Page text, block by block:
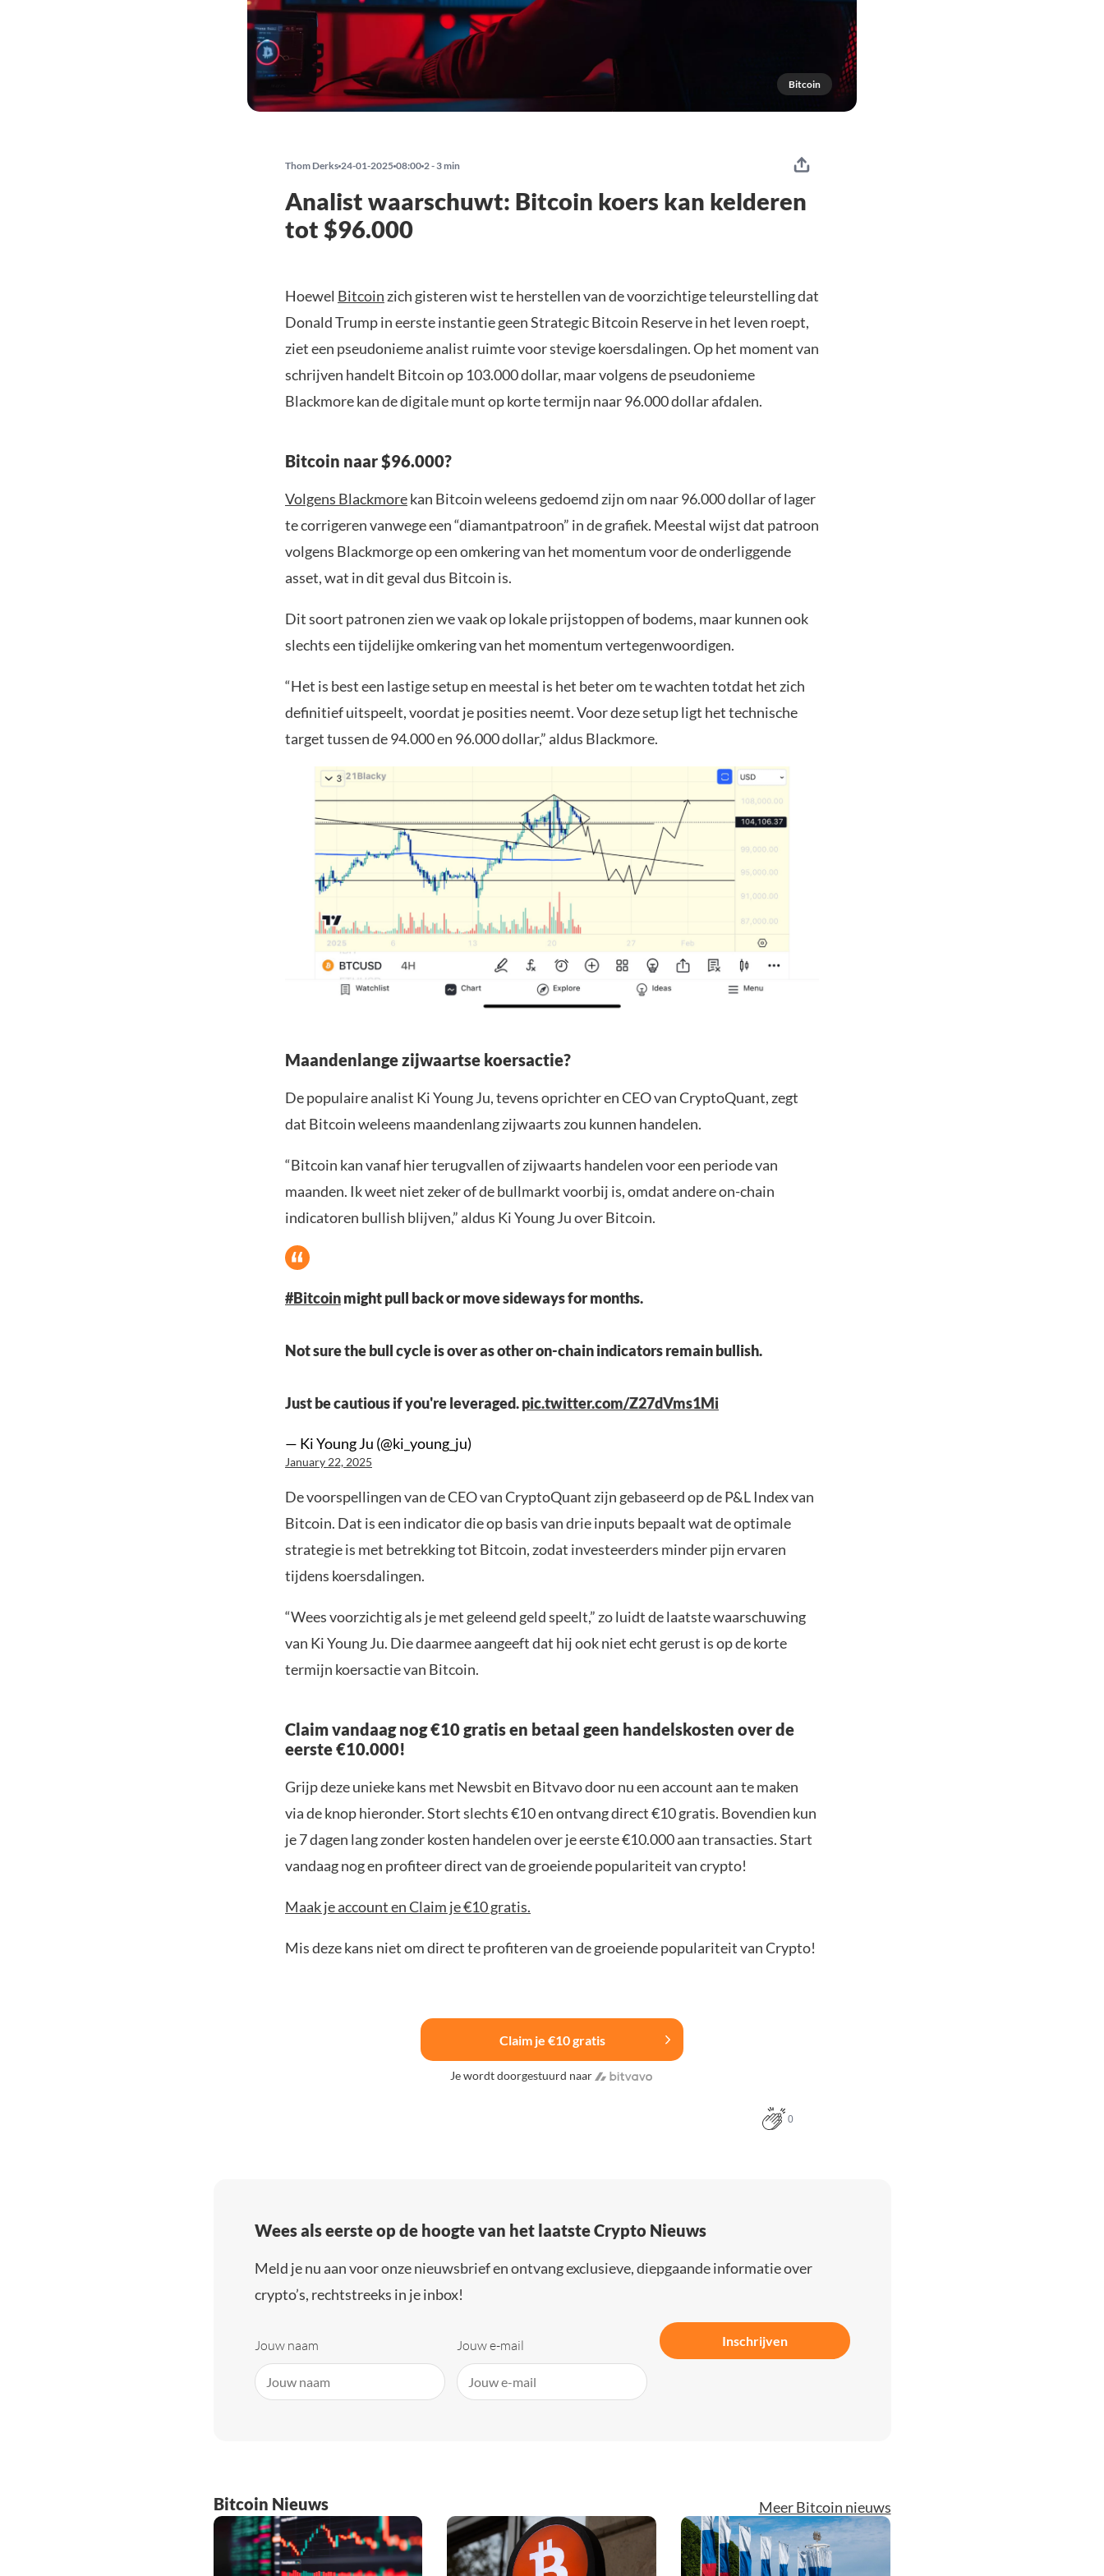
Bitcoin
Thom Derks 24-01-2025 08:00 2 - 3 min
Analist waarschuwt: Bitcoin koers kan kelderen
tot $96.000
Hoewel Bitcoin zich gisteren wist te herstellen van de voorzichtige teleurstelling dat
Donald Trump in eerste instantie geen Strategic Bitcoin Reserve in het leven roept,
ziet een pseudonieme analist ruimte voor stevige koersdalingen. Op het moment van
schrijven handelt Bitcoin op 103.000 dollar, maar volgens de pseudonieme
Blackmore kan de digitale munt op korte termijn naar 96.000 dollar afdalen.
Bitcoin naar $96.000?
Volgens Blackmorekan Bitcoin weleens gedoemd zijn om naar 96.000 dollar of lager
te corrigeren vanwege een “diamantpatroon” in de grafiek. Meestal wijst dat patroon
volgens Blackmorge op een omkering van het momentum voor de onderliggende
asset, wat in dit geval dus Bitcoin is.
Dit soort patronen zien we vaak op lokale prijstoppen of bodems, maar kunnen ook
slechts een tijdelijke omkering van het momentum vertegenwoordigen.
“Het is best een lastige setup en meestal is het beter om te wachten totdat het zich
definitief uitspeelt, voordat je posities neemt. Voor deze setup ligt het technische
target tussen de 94.000 en 96.000 dollar,” aldus Blackmore.
Maandenlange zijwaartse koersactie?
De populaire analist Ki Young Ju, tevens oprichter en CEO van CryptoQuant, zegt
dat Bitcoin weleens maandenlang zijwaarts zou kunnen handelen.
“Bitcoin kan vanaf hier terugvallen of zijwaarts handelen voor een periode van
maanden. Ik weet niet zeker of de bullmarkt voorbij is, omdat andere on-chain
indicatoren bullish blijven,” aldus Ki Young Ju over Bitcoin.
#Bitcoinmight pull back or move sideways for months.
Not sure the bull cycle is over as other on-chain indicators remain bullish.
Just be cautious if you're leveraged.pic.twitter.com/Z27dVms1Mi
— Ki Young Ju (@ki_young_ju)
January 22, 2025
De voorspellingen van de CEO van CryptoQuant zijn gebaseerd op de P&L Index van
Bitcoin. Dat is een indicator die op basis van drie inputs bepaalt wat de optimale
strategie is met betrekking tot Bitcoin, zodat investeerders minder pijn ervaren
tijdens koersdalingen.
“Wees voorzichtig als je met geleend geld speelt,” zo luidt de laatste waarschuwing
van Ki Young Ju. Die daarmee aangeeft dat hij ook niet echt gerust is op de korte
termijn koersactie van Bitcoin.
Claim vandaag nog €10 gratis en betaal geen handelskosten over de
eerste €10.000!
Grijp deze unieke kans met Newsbit en Bitvavo door nu een account aan te maken
via de knop hieronder. Stort slechts €10 en ontvang direct €10 gratis. Bovendien kun
je 7 dagen lang zonder kosten handelen over je eerste €10.000 aan transacties. Start
vandaag nog en profiteer direct van de groeiende populariteit van crypto!
Maak je account en Claim je €10 gratis.
Mis deze kans niet om direct te profiteren van de groeiende populariteit van Crypto!
Claim je €10 gratis
Je wordt doorgestuurd naar
0
Wees als eerste op de hoogte van het laatste Crypto Nieuws
Meld je nu aan voor onze nieuwsbrief en ontvang exclusieve, diepgaande informatie over
crypto’s, rechtstreeks in je inbox!
Jouw naam Jouw e-mail Inschrijven
Bitcoin Nieuws Meer Bitcoin nieuws